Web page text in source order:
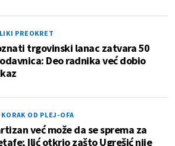
PREOKRET
trgovinski lanac zatvara 50
Deo radnika već dobio
KORAK OD PLEJ-OFA
već može da se sprema za
Ilić otkrio zašto Ugrešić nije